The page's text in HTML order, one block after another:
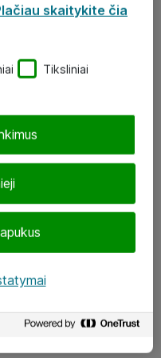
skaitykite čia
Tiksliniai